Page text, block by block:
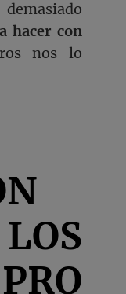
hacer con
nos lo
PRO